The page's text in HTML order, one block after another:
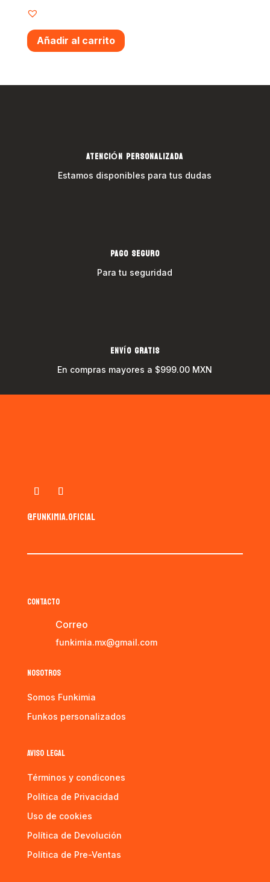
Añadir al carrito
ATENCIÓN PERSONALIZADA
Estamos disponibles para tus dudas
PAGO SEGURO
Para tu seguridad
ENVÍO GRATIS
En compras mayores a $999.00 MXN
@funkimia.oficial
CONTACTO
Correo
funkimia.mx@gmail.com
NOSOTROS
Somos Funkimia
Funkos personalizados
AVISO LEGAL
Términos y condicones
Política de Privacidad
Uso de cookies
Política de Devolución
Política de Pre-Ventas